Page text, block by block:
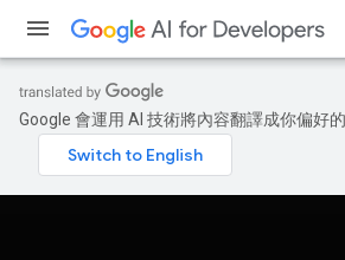
Google 會運用 AI 技術將內容翻譯成你偏好